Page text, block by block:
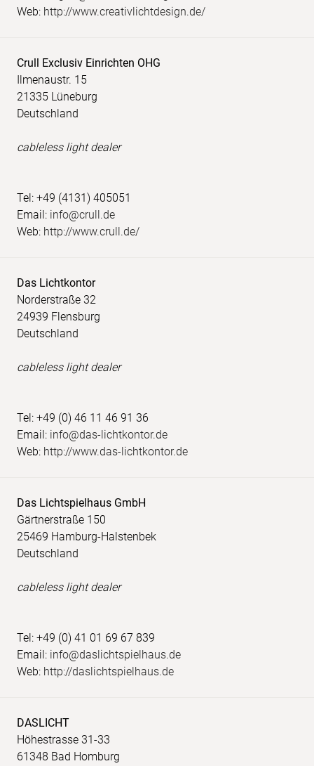
Web: http://www.creativlichtdesign.de/
Crull Exclusiv Einrichten OHG
Ilmenaustr. 15
21335 Lüneburg
Deutschland
cableless light dealer
Tel: +49 (4131) 405051
Email: info@crull.de
Web: http://www.crull.de/
Das Lichtkontor
Norderstraße 32
24939 Flensburg
Deutschland
cableless light dealer
Tel: +49 (0) 46 11 46 91 36
Email: info@das-lichtkontor.de
Web: http://www.das-lichtkontor.de
Das Lichtspielhaus GmbH
Gärtnerstraße 150
25469 Hamburg-Halstenbek
Deutschland
cableless light dealer
Tel: +49 (0) 41 01 69 67 839
Email: info@daslichtspielhaus.de
Web: http://daslichtspielhaus.de
DASLICHT
Höhestrasse 31-33
61348 Bad Homburg